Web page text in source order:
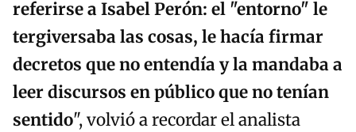
referirse a Isabel Perón: el "entorno" le
tergiversaba las cosas, le hacía firmar
decretos que no entendía y la mandaba a
leer discursos en público que no tenían
sentido", volvió a recordar el analista